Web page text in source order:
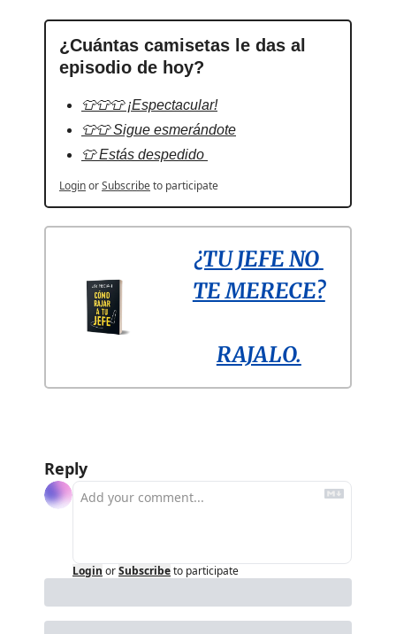
¿Cuántas camisetas le das al
episodio de hoy?
👕👕👕 ¡Espectacular!
👕👕 Sigue esmerándote
👕 Estás despedido
LoginorSubscribeto participate
¿TU JEFE NO
TE MERECE?
RAJALO.
Reply
Login orSubscribeto participate